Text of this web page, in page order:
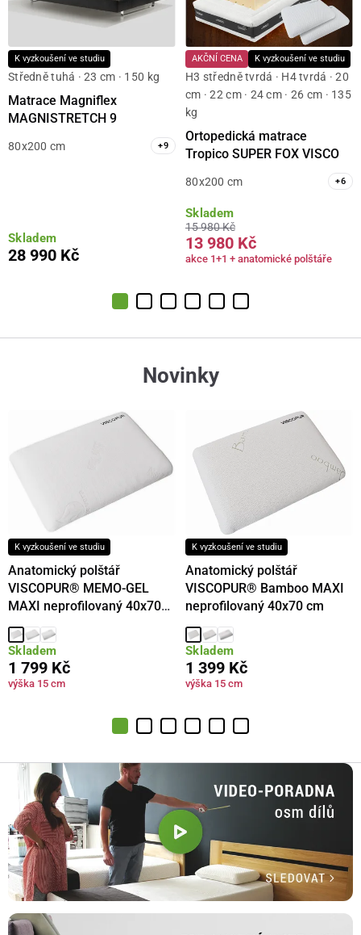
K vyzkoušení ve studiu
Středně tuhá · 23 cm · 150 kg
Matrace Magniflex
MAGNISTRETCH 9
80x200 cm +9
Skladem
28 990 Kč
AKČNÍ CENA K vyzkoušení ve studiu
H3 středně tvrdá · H4 tvrdá · 20
cm · 22 cm · 24 cm · 26 cm · 135
kg
Ortopedická matrace
Tropico SUPER FOX VISCO
80x200 cm +6
Skladem
15 980 Kč
13 980 Kč
akce 1+1 + anatomické polštáře
Novinky
K vyzkoušení ve studiu
Anatomický polštář
VISCOPUR® MEMO-GEL
MAXI neprofilovaný 40x70
cm
Skladem
1 799 Kč
výška 15 cm
K vyzkoušení ve studiu
Anatomický polštář
VISCOPUR® Bamboo MAXI
neprofilovaný 40x70 cm
Skladem
1 399 Kč
výška 15 cm